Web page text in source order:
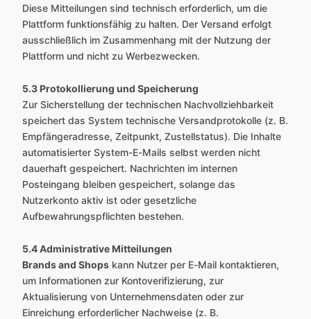
Diese Mitteilungen sind technisch erforderlich, um die
Plattform funktionsfähig zu halten. Der Versand erfolgt
ausschließlich im Zusammenhang mit der Nutzung der
Plattform und nicht zu Werbezwecken.
5.3 Protokollierung und Speicherung
Zur Sicherstellung der technischen Nachvollziehbarkeit
speichert das System technische Versandprotokolle (z. B.
Empfängeradresse, Zeitpunkt, Zustellstatus). Die Inhalte
automatisierter System-E-Mails selbst werden nicht
dauerhaft gespeichert. Nachrichten im internen
Posteingang bleiben gespeichert, solange das
Nutzerkonto aktiv ist oder gesetzliche
Aufbewahrungspflichten bestehen.
5.4 Administrative Mitteilungen
Brands and Shops kann Nutzer per E-Mail kontaktieren,
um Informationen zur Kontoverifizierung, zur
Aktualisierung von Unternehmensdaten oder zur
Einreichung erforderlicher Nachweise (z. B.